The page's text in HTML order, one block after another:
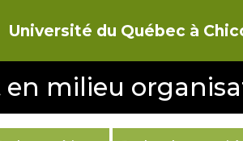
Université du Québec à
milieu